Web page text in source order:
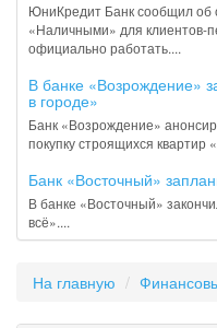
ЮниКредит Банк сообщил об
«Наличными» для клиентов-
официально работать....
В банке «Возрождение»
в городе»
Банк «Возрождение»
покупку строящихся квартир
Банк «Восточный»
В банке «Восточный»
всё»....
На главную